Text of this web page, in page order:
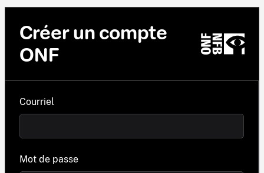
Créer un compte
ONF
Courriel
Mot de passe